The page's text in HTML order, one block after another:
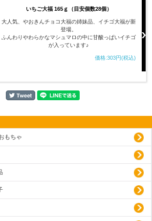
いちご大福 165ｇ（目安個数28個）
大人気、やおきんチョコ大福の姉妹品、イチゴ大福が新
登場。
ふんわりやわらかなマシュマロの中に甘酸っぱいイチゴ
が入っています♪
価格:303円(税込)
もちゃ